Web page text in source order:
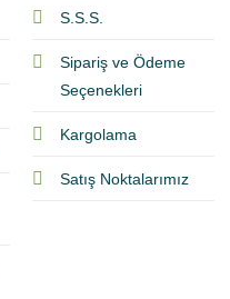
S.S.S.
Sipariş ve Ödeme
Seçenekleri
Kargolama
Satış Noktalarımız